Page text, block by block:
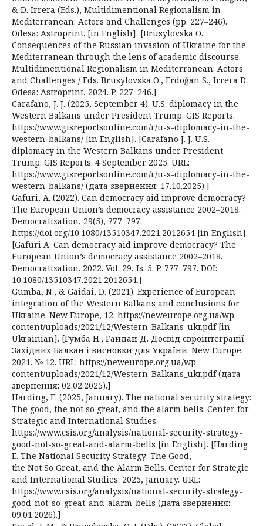
& D. Irrera (Eds.), Multidimentional Regionalism in
Mediterranean: Actors and Challenges (pp. 227–246).
Odesa: Astroprint. [in English]. [Brusylovska O.
Consequences of the Russian invasion of Ukraine for the
Mediterranean through the lens of academic discourse.
Multidimentional Regionalism in Mediterranean: Actors
and Challenges / Eds. Brusylovska O., Erdoğan S., Irrera D.
Odesa: Astroprint, 2024. P. 227–246.]
Carafano, J. J. (2025, September 4). U.S. diplomacy in the
Western Balkans under President Trump. GIS Reports.
https://www.gisreportsonline.com/r/u-s-diplomacy-in-the-
western-balkans/ [in English]. [Carafano J. J. U.S.
diplomacy in the Western Balkans under President
Trump. GIS Reports. 4 September 2025. URL:
https://www.gisreportsonline.com/r/u-s-diplomacy-in-the-
western-balkans/ (дата звернення: 17.10.2025).]
Gafuri, A. (2022). Can democracy aid improve democracy?
The European Union’s democracy assistance 2002–2018.
Democratization, 29(5), 777–797.
https://doi.org/10.1080/13510347.2021.2012654 [in English].
[Gafuri A. Can democracy aid improve democracy? The
European Union’s democracy assistance 2002–2018.
Democratization. 2022. Vol. 29, Is. 5. P. 777–797. DOI:
10.1080/13510347.2021.2012654.]
Gumba, N., & Gaidai, D. (2021). Experience of European
integration of the Western Balkans and conclusions for
Ukraine. New Europe, 12. https://neweurope.org.ua/wp-
content/uploads/2021/12/Western-Balkans_ukr.pdf [in
Ukrainian]. [Гумба Н., Гайдай Д. Досвід євроінтеграції
Західних Балкан і висновки для України. New Europe.
2021. № 12. URL: https://neweurope.org.ua/wp-
content/uploads/2021/12/Western-Balkans_ukr.pdf (дата
звернення: 02.02.2025).]
Harding, E. (2025, January). The national security strategy:
The good, the not so great, and the alarm bells. Center for
Strategic and International Studies.
https://www.csis.org/analysis/national-security-strategy-
good-not-so-great-and-alarm-bells [in English]. [Harding
E. The National Security Strategy: The Good,
the Not So Great, and the Alarm Bells. Center for Strategic
and International Studies. 2025, January. URL:
https://www.csis.org/analysis/national-security-strategy-
good-not-so-great-and-alarm-bells (дата звернення:
09.01.2026).]